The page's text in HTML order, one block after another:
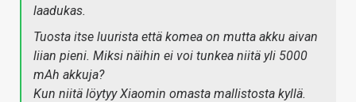
laadukas.
Tuosta itse luurista että komea on mutta akku aivan
liian pieni. Miksi näihin ei voi tunkea niitä yli 5000
mAh akkuja?
Kun niitä löytyy Xiaomin omasta mallistosta kyllä.